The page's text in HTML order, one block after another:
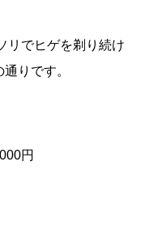
リでヒゲを剃り続け
りです。
円